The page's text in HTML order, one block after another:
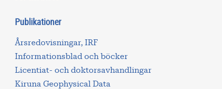
Publikationer
Årsredovisningar, IRF
Informationsblad och böcker
Licentiat- och doktorsavhandlingar
Kiruna Geophysical Data